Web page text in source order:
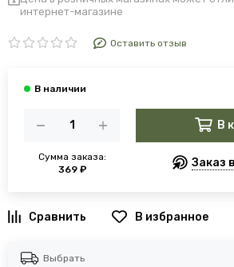
интернет-магазине
Оставить отзыв
Сумма заказа:
369 ₽
В
Заказ
В избранное
Выбрать